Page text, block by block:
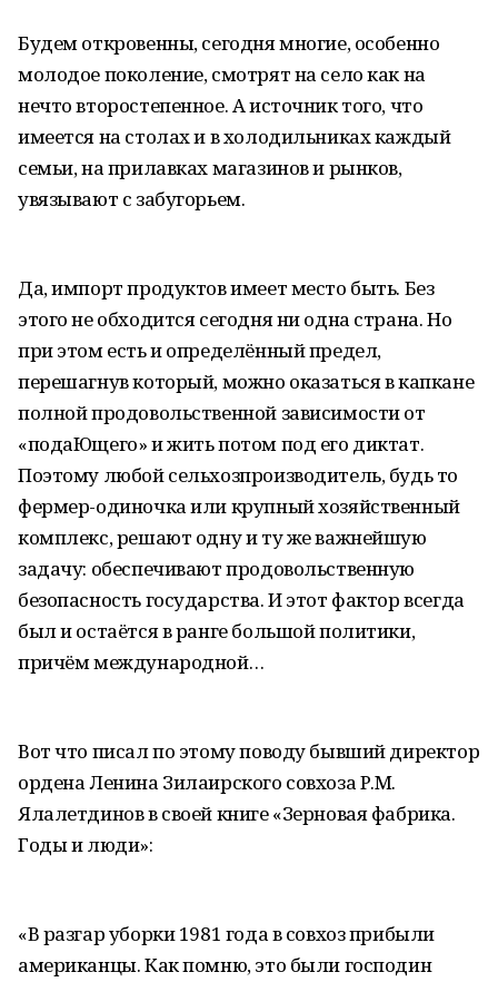
Будем откровенны, сегодня многие, особенно
молодое поколение, смотрят на село как на
нечто второстепенное. А источник того, что
имеется на столах и в холодильниках каждый
семьи, на прилавках магазинов и рынков,
увязывают с забугорьем.
Да, импорт продуктов имеет место быть. Без
этого не обходится сегодня ни одна страна. Но
при этом есть и определённый предел,
перешагнув который, можно оказаться в капкане
полной продовольственной зависимости от
«подаЮщего» и жить потом под его диктат.
Поэтому любой сельхозпроизводитель, будь то
фермер-одиночка или крупный хозяйственный
комплекс, решают одну и ту же важнейшую
задачу: обеспечивают продовольственную
безопасность государства. И этот фактор всегда
был и остаётся в ранге большой политики,
причём международной…
Вот что писал по этому поводу бывший директор
ордена Ленина Зилаирского совхоза Р.М.
Ялалетдинов в своей книге «Зерновая фабрика.
Годы и люди»:
«В разгар уборки 1981 года в совхоз прибыли
американцы. Как помню, это были господин